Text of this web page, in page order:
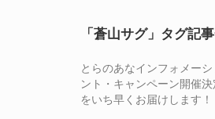
「蒼山サグ」タグ記
とらのあなインフォメー
ント・キャンペーン開催
をいち早くお届けします！